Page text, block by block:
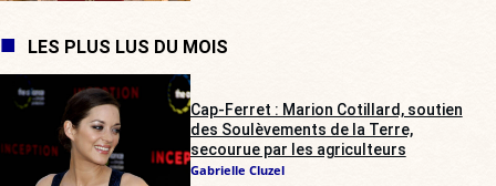
LES PLUS LUS DU MOIS
Cap-Ferret : Marion Cotillard, soutien
des Soulèvements de la Terre,
secourue par les agriculteurs
Gabrielle Cluzel